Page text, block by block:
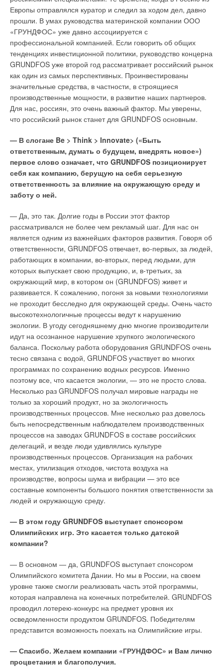
Европы отправлялся куратор и следил за ходом дел, давно
прошли. В умах руководства материнской компании ООО
«ГРУНДФОС» уже давно ассоциируется с
профессиональной компанией. Если говорить об общих
тенденциях инвестиционной политики, руководство концерна
GRUNDFOS уже второй год рассматривает российский рынок
как один из самых перспективных. Проинвестированы
значительные средства, в частности, в строящиеся
производственные мощности, в развитие наших партнеров.
Для нас, россиян, это очень важный фактор. Мы уверены,
что российский рынок станет для GRUNDFOS основным.
— В слогане Be > Think > Innovate> («Быть
ответственным, думать о будущем, внедрять новое»)
первое слово означает, что GRUNDFOS позиционирует
себя как компанию, берущую на себя серьезную
ответственность за влияние на окружающую среду и
заботу о ней.
— Да, это так. Долгие годы в России этот фактор
рассматривался не более чем рекламый шаг. Для нас он
является одним из важнейших факторов развития. Говоря об
ответственности, GRUNDFOS отвечает, во-первых, за людей,
работающих в компании, во-вторых, перед людьми, для
которых выпускает свою продукцию, и, в-третьих, за
окружающий мир, в котором он (GRUNDFOS) живет и
развивается. К сожалению, погоня за новыми технологиями
не проходит бесследно для окружающей среды. Очень часто
высокотехнологичные процессы ведут к нарушению
экологии. В угоду сегодняшнему дню многие производители
идут на осознанное нарушение хрупкого экологического
баланса. Поскольку работа оборудования GRUNDFOS очень
тесно связана с водой, GRUNDFOS участвует во многих
программах по сохранению водных ресурсов. Именно
поэтому все, что касается экологии, — это не просто слова.
Несколько раз GRUNDFOS получал мировые награды не
только за хороший продукт, но за экологичность
производственных процессов. Мне несколько раз довелось
быть непосредственным наблюдателем производственных
процессов на заводах GRUNDFOS в составе российских
делегаций, и везде люди удивлялись культуре
производственных процессов. Организация на рабочих
местах, утилизация отходов, чистота воздуха на
производстве, вопросы шума и вибрации — это все
составные компоненты большого понятия ответственности за
людей и окружающую среду.
— В этом году GRUNDFOS выступает спонсором
Олимпийских игр. Это касается только датской
компании?
— В основном — да, GRUNDFOS выступает спонсором
Олимпийского комитета Дании. Но мы в России, на своем
уровне также смогли реализовать часть этой программы,
которая направлена на конечных потребителей. GRUNDFOS
проводил лотерею-конкурс на предмет уровня их
осведомленности продуктом GRUNDFOS. Победителям
представится возможность поехать на Олимпийские игры.
— Спасибо. Желаем компании «ГРУНДФОС» и Вам лично
процветания и благополучия.
достигают превосходных акустических параметров, а их
эстетичный дизайн предопределяет использование и в
помещениях без сдвоенных потолков. При установке в
фальшпотолки пользователь оценит их низкую
конструкционную высоту. К бесспорным достоинствам этих
установок относится легкий монтаж и невысокая стоимость.
Фирма «Аэреко» (Франция) разработала и представила на
выставке вентиляционную систему «Гигро». С помощью этой
системы воздухообмен в помещениях — квартирах,
коттеджах, офисах — осуществляется автоматически, в
внутреннего воздуха. Таким образом, учитывается
присутствие людей в помещениях и интенсивность их
жизнедеятельности. Это позволяет экономить до 40% тепла,
идущего на подогрев вентиляционного воздуха. Система
«Гигро» состоит из приточных шумозащитных оконных или
стеновых клапанов, гигрорегулируемых вытяжных решеток
различной мощности с переменной производительностью.
Оконные клапаны «Аэреко» — это небольшие пластиковые
устройства, которые монтируются в верхней части
герметичной конструкции для притока свежего воздуха без
сквозняка и уличного шума. Они устанавливаются
непосредственно на оконном переплете, не уменьшая
световой проем (демонтажа окон и замены стеклопакетов не
требуется). Клапаны снабжены автоматически регулируемой
заслонкой, которая управляется специальным датчиком-
приводом из нейлона.
Энергосберегающие технологии
В выставке участвовала фирма «Зтирлинг» (Москва) —
единственная компания в России, представляющая
энергосберегающие вентиляционные устройства с самым
высоким в мире коэффициентом рекуперации энергии — не
менее 90%. Фирма предлагает самое современное
оборудование для систем приточно-вытяжной вентиляции от
производителей — компаний STI (США) и STK (Южная
Корея), разработавших новую систему RecoupAerator с
высоким коэффициентом энергосбережения для
комфортной и здоровой жизни. В последнее время проблема
энергосбережения становится все актуальней. Зачастую
новые технологии энергосбережения (герметичные окна,
теплоизоляционные стены и т.д.) не позволяют эффективно
оборудование RecoupAerator одновременно решает эти две
задачи: фильтрует воздух с высокой степенью очистки и
способствует снижению нагрузки на устройства, входящие в
приборы, кондиционеры).
В целом, это позволяет более чем на 40% (!) снизить
энергозатраты на отопление и кондиционирование по
сравнению с обычными вентиляционными системами.
Основная идея технологии — обеспечение вентиляции без
дополнительных энергозатрат, которые обычно связаны с
принцип работы двигателя внешнего сгорания Стирлинга.
Устройство отличается тем, что при использовании
Управление кондиционером через интернет
Одна из последних тенденций — интегрирование бытовой
техники в систему «Умного дома». «Мицубиси Электрик»
ведет активные разработки в этом направлении. Так, здесь
создали новые технологии удаленного управления,
мониторинга и диагностики кондиционеров. Новый
контроллер G-50 для мультизональных систем типа VRF
обладает функциями web-сервера и поддерживает доступ
через интернет или локальную сеть.
кондиционирования здания, например, офисного центра, из
любой точки мира, а каждый пользователь компьютера в
офисе может устанавливать подходящий конкретно для него
режим работы кондиционера: увеличивать/понижать
температуру, увеличивать/понижать скорость вентилятора и
т.д. Управлять кондиционером может пользователь любого
При этом администрация фирмы будет решать, какой
уровень доступа позволить каждому пользователю. Это
очень удобно, т.к. по статистике, 50% всех пультов от
кондиционеров в офисных зданиях теряются. Теперь же на
смену обычным пультам пришел виртуальный пульт,
отображаемый на экране монитора обыкновенного
компьютера. Это также удобно и в плане сервисного
обслуживания кондиционеров, т.к. работники сервиса сразу
же получают сообщения (по электронной почте или SMS) о
неисправностях и быстро их устраняют. Подробный рассказ
о контроллере G-50 опубликован в предыдущем номере
журнала «С.О.К.».
Читайте по теме:
→
продвижение
Журнал СОК и РСПП провели конференцию по
тепловым насосам
ЖУРНАЛ СОК МАЙ 2015
→
Чиллеры Mitsubishi Heavy Industries, Ltd.: премьера на
российском рынке
ЖУРНАЛ СОК МАРТ 2012
→
Тепловые насосы Mitsubishi Electric для теплоснабжения
ЖУРНАЛ СОК МАРТ 2009
→
Как продать кондиционер, или Особенности
национального брендинга
ЖУРНАЛ СОК ДЕКАБРЬ 2007
Уведомления отключены
Комментарии
В этой теме еще нет комментариев
Ваше имя *